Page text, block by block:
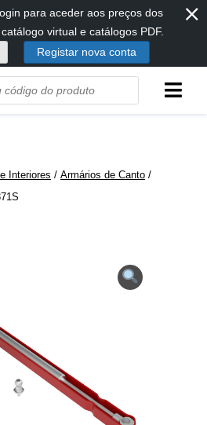
para aceder aos preços dos
virtual e catálogos PDF.
Registar nova conta
⨯
Interiores / Armários de Canto /